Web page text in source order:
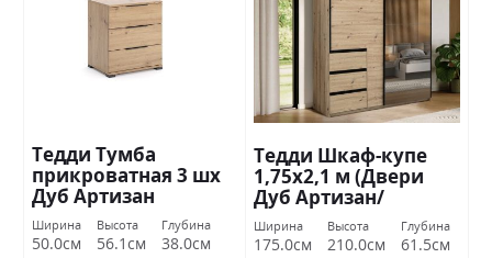
Тедди Тумба
прикроватная 3 шх
Дуб Артизан
Миромарк
Ширина
50.0см
Высота
56.1см
Глубина
38.0см
Тедди Шкаф-купе
1,75х2,1 м (Двери
Дуб Артизан/
Зеркало) Миромарк
Ширина
175.0см
Высота
210.0см
Глубина
61.5см